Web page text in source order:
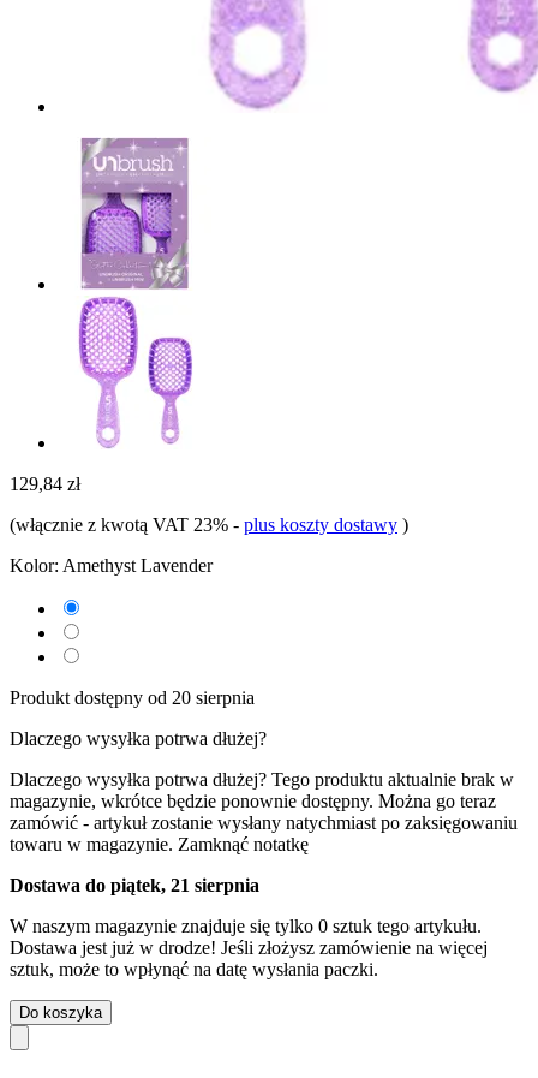
129,84 zł
(włącznie z kwotą VAT 23% - plus koszty dostawy )
Kolor: Amethyst Lavender
Produkt dostępny od 20 sierpnia
Dlaczego wysyłka potrwa dłużej?
Dlaczego wysyłka potrwa dłużej? Tego produktu aktualnie brak w
magazynie, wkrótce będzie ponownie dostępny. Można go teraz
zamówić - artykuł zostanie wysłany natychmiast po zaksięgowaniu
towaru w magazynie. Zamknąć notatkę
Dostawa do piątek, 21 sierpnia
W naszym magazynie znajduje się tylko 0 sztuk tego artykułu.
Dostawa jest już w drodze! Jeśli złożysz zamówienie na więcej
sztuk, może to wpłynąć na datę wysłania paczki.
Do koszyka